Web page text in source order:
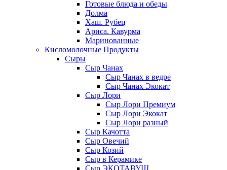
Готовые блюда и обеды
Долма
Хаш. Рубец
Ариса. Кавурма
Маринованные
Кисломолочные Продукты
Сыры
Сыр Чанах
Сыр Чанах в ведре
Сыр Чанах Экокат
Сыр Лори
Сыр Лори Премиум
Сыр Лори Экокат
Сыр Лори разный
Сыр Качотта
Сыр Овечий
Сыр Козий
Сыр в Керамике
Сыр ЭКОТАВУШ